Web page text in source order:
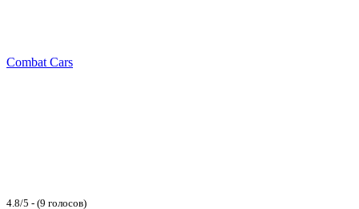
Combat Cars
4.8/5 - (9 голосов)